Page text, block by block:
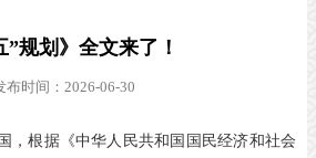
”规划》全文来了！
布时间：2026-06-30
，根据《中华人民共和国国民经济和社会